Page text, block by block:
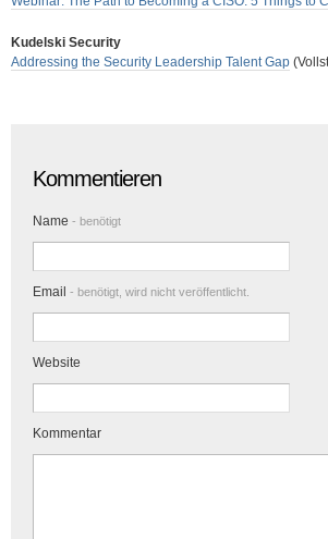
Kudelski Security
Addressing the Security Leadership Talent Gap
Kommentieren
Name - benötigt
Email - benötigt, wird nicht veröffentlicht.
Website
Kommentar